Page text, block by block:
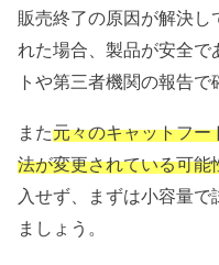
販売終了の原因が解決し
れた場合、製品が安全で
トや第三者機関の報告で
また元々のキャットフー
法が変更されている可能
入せず、まずは小容量
ましょう。